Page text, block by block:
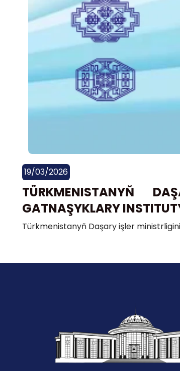
19/03/2026
TÜRKMENISTANYŇ
GATNAŞYKLARY
Türkmenistanyň Daşary işler